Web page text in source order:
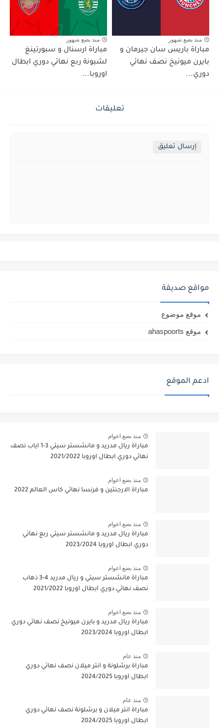
منذ بضع شهور
مباراة باريس سان جيرمان و
بايرن ميونيخ نصف نهائي
دوري...
منذ بضع شهور
مباراة ارسنال و سبورتينغ
لشبونة ربع نهائي دوري ابطال
اوروبا...
تعليقات
إرسال تعليق
مواقع صديقة
موقع موضوع
موقع ahaspoorts
ادعم الموقع
منذ بضع اعوام
مباراة ريال مدريد و مانشستر سيتي 3-1 اياب نصف
نهائي دوري ابطال اوروبا 2021/2022
منذ بضع اعوام
مباراة الارجنتين و فرنسا نهائي كاس العالم 2022
منذ بضع اعوام
مباراة ريال مدريد و مانشستر سيتي ربع نهائي
دوري ابطال اوروبا 2023/2024
منذ بضع اعوام
مباراة مانشستر سيتي و ريال مدريد 4-3 ذهاب
نصف نهائي دوري ابطال اوروبا 2021/2022
منذ بضع اعوام
مباراة ريال مدريد و بايرن ميونيخ نصف نهائي دوري
ابطال اوروبا 2023/2024
منذ عام
مباراة برشلونة و انتر ميلان نصف نهائي دوري
ابطال اوروبا 2024/2025
منذ عام
مباراة انتر ميلان و برشلونة نصف نهائي دوري
ابطال اوروبا 2024/2025